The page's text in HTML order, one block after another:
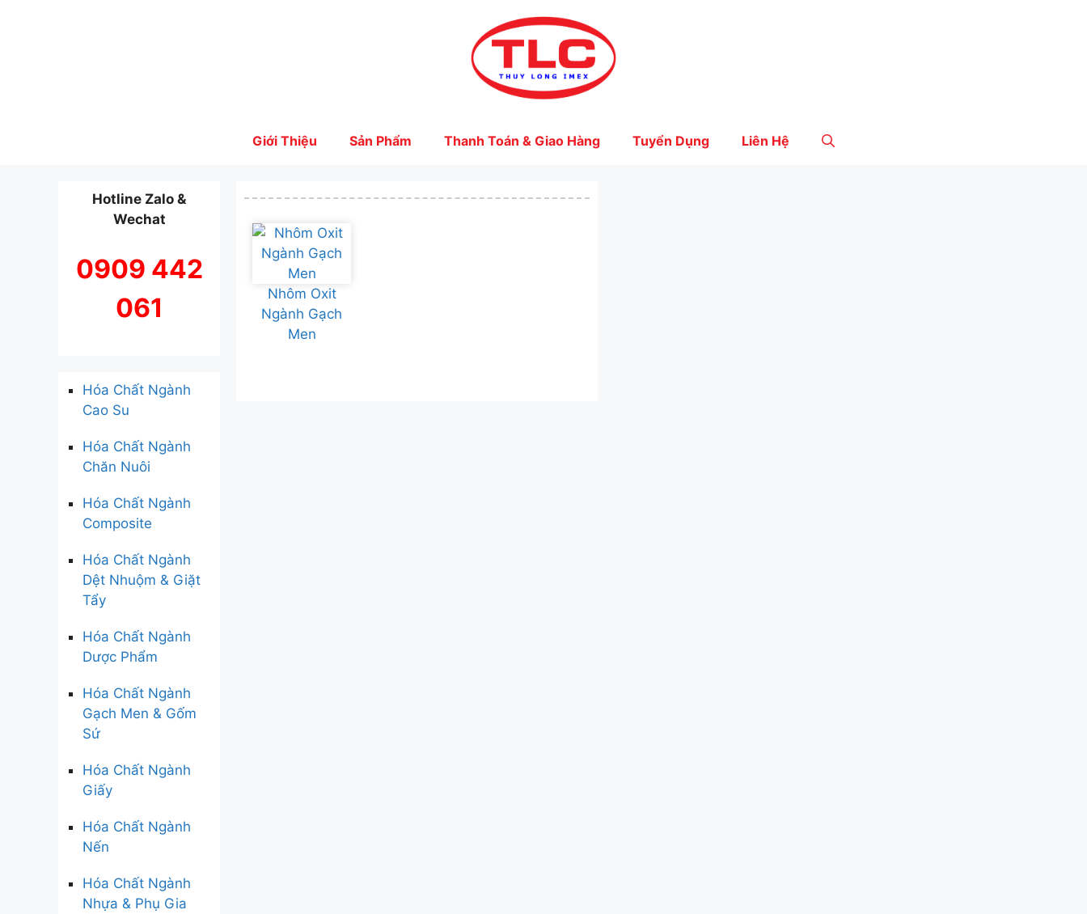
Giới Thiệu Sản Phẩm Thanh Toán & Giao Hàng Tuyển Dụng Liên Hệ
Nhôm Oxit
Ngành Gạch
Men
Hotline Zalo &
Wechat
0909 442
061
Hóa Chất Ngành
Cao Su
Hóa Chất Ngành
Chăn Nuôi
Hóa Chất Ngành
Composite
Hóa Chất Ngành
Dệt Nhuộm & Giặt
Tẩy
Hóa Chất Ngành
Dược Phẩm
Hóa Chất Ngành
Gạch Men & Gốm
Sứ
Hóa Chất Ngành
Giấy
Hóa Chất Ngành
Nến
Hóa Chất Ngành
Nhựa & Phụ Gia